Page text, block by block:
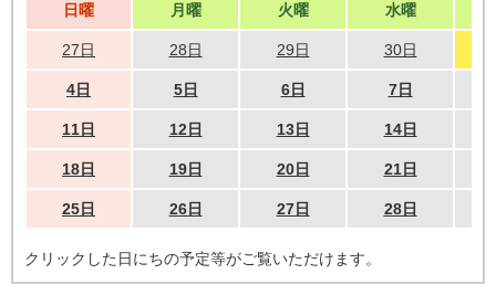
日曜 月曜 火曜 水曜
27日 28日 29日 30日
4日 5日 6日 7日
11日 12日 13日 14日
18日 19日 20日 21日
25日 26日 27日 28日
クリックした日にちの予定等がご覧いただけます。